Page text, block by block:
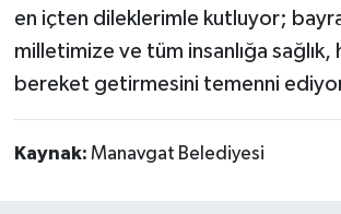
en içten dileklerimle kutluyor;
milletimize ve tüm insanlığa sağlık,
bereket getirmesini temenni
Kaynak: Manavgat Belediyesi